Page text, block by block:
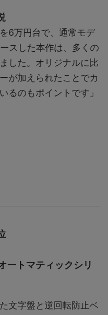
6万円台で、通常モデ
スした本作は、多くの
した。オリジナルに比
が加えられたことでカ
るのもポイントです」
ートマティックシリ
文字盤と逆回転防止ベ